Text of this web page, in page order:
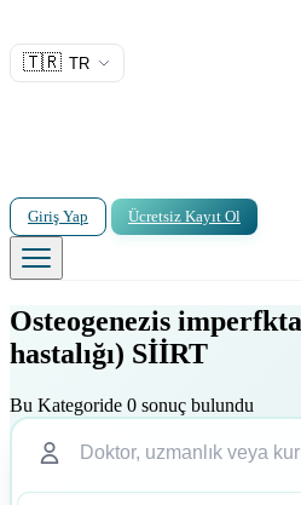
🇹🇷 TR
Giriş Yap Ücretsiz Kayıt Ol
Osteogenezis
hastalığı) SİİRT
Bu Kategoride 0 sonuç bulundu